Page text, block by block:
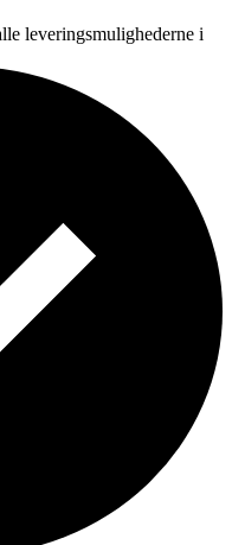
leveringsmulighederne i